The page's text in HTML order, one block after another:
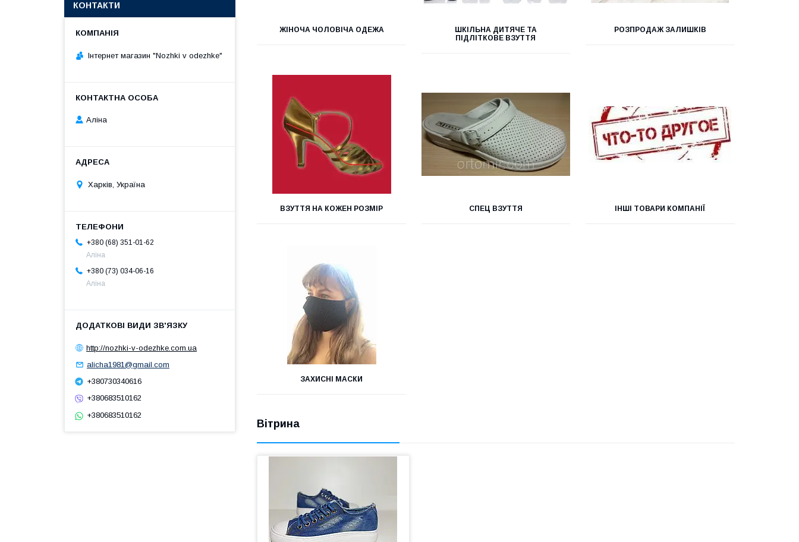
ЖІНОЧА ЧОЛОВІЧА ОДЕЖА
ШКІЛЬНА ДИТЯЧЕ ТА
ПІДЛІТКОВЕ ВЗУТТЯ
РОЗПРОДАЖ ЗАЛИШКІВ
ВЗУТТЯ НА КОЖЕН РОЗМІР СПЕЦ ВЗУТТЯ ІНШІ ТОВАРИ КОМПАНІЇ
ЗАХИСНІ МАСКИ
Вітрина
КОНТАКТИ
Інтернет магазин "Nozhki v odezhke"
Аліна
Харків, Україна
+380 (68) 351-01-62
Аліна
+380 (73) 034-06-16
Аліна
http://nozhki-v-odezhke.com.ua
alicha1981@gmail.com
+380730340616
+380683510162
+380683510162